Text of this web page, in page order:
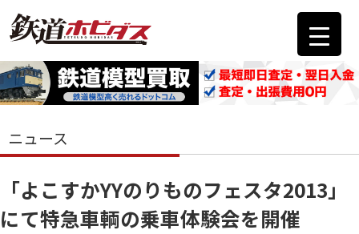
ニュース
「よこすかYYのりものフェスタ2013」
にて特急車輌の乗車体験会を開催